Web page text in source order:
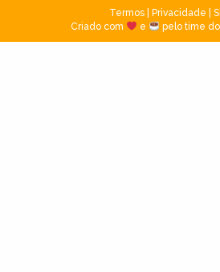
Termos| Privacidade
Criado com
e pelo time